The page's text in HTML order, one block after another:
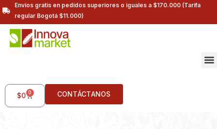
Envios gratis en pedidos superiores o iguales a $170.000 (Tarifa
regular Bogotá $11.000)
$0 0 CONTÁCTANOS